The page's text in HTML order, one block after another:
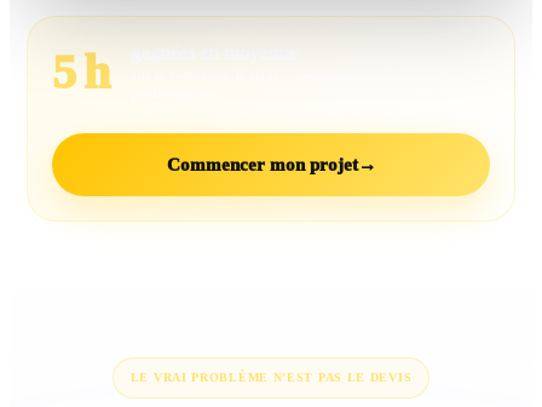
5 h
Commencer mon projet→
LE VRAI PROBLÈME N’EST PAS LE DEVIS